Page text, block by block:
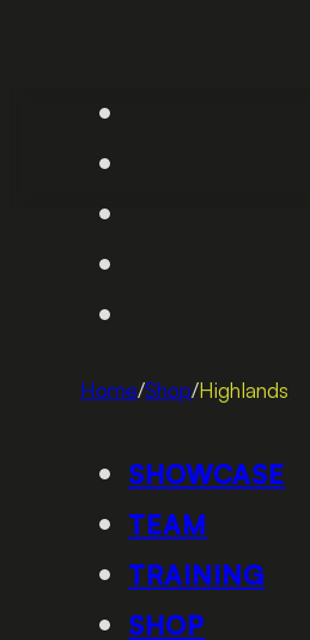
SHOWCASE
TEAM
TRAINING
SHOP
Home/Shop/Highlands